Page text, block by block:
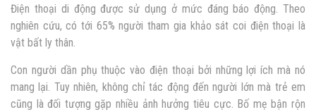
Điện thoại di động được sử dụng ở mức đáng báo động. Theo
nghiên cứu, có tới 65% người tham gia khảo sát coi điện thoại là
vật bất ly thân.
Con người dần phụ thuộc vào điện thoại bởi những lợi ích mà nó
mang lại. Tuy nhiên, không chỉ tác động đến người lớn mà trẻ em
cũng là đối tượng gặp nhiều ảnh hưởng tiêu cực. Bố mẹ bận rộn